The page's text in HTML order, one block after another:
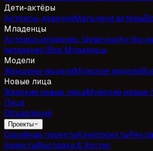
Дети-актёры
Актрисы-девочкиМальчики актёры
Младенцы
Актриса-младенец (девочка)Актёр-
(младенец)Все Младенцы
Модели
Женщины-моделиМужские модели
Новые лица
Женские новые лицаМужские новые
Лица
Объявления
Проекты
Серийные проектыКинопроекты
проектыВыставка & Хостес